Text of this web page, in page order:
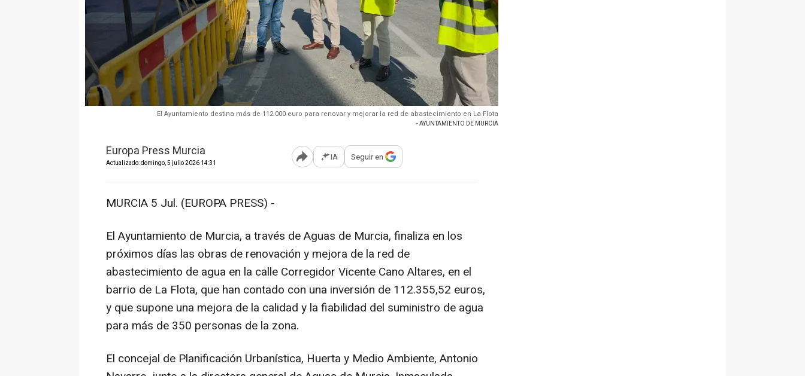
El Ayuntamiento destina más de 112.000 euro para renovar y mejorar la red de abastecimiento en La Flota
- AYUNTAMIENTO DE MURCIA
Europa Press Murcia
Actualizado: domingo, 5 julio 2026 14:31 Abrir opciones para compartir
IA Seguir en
MURCIA 5 Jul. (EUROPA PRESS) -
El Ayuntamiento de Murcia, a través de Aguas de Murcia, finaliza en los
próximos días las obras de renovación y mejora de la red de
abastecimiento de agua en la calle Corregidor Vicente Cano Altares, en el
barrio de La Flota, que han contado con una inversión de 112.355,52 euros,
y que supone una mejora de la calidad y la fiabilidad del suministro de agua
para más de 350 personas de la zona.
El concejal de Planificación Urbanística, Huerta y Medio Ambiente, Antonio